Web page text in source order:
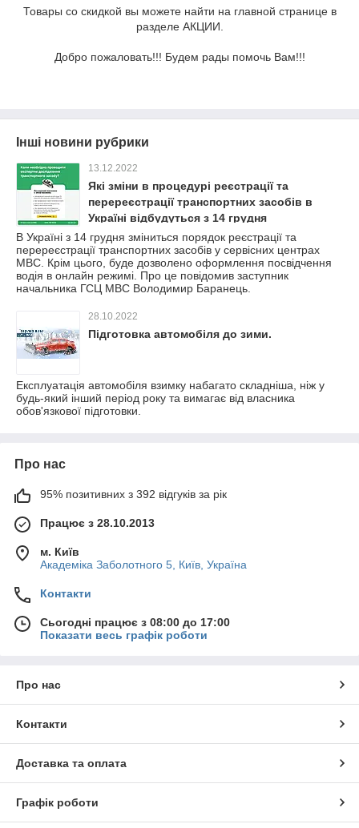
Товары со скидкой вы можете найти на главной странице в
разделе АКЦИИ.
Добро пожаловать!!! Будем рады помочь Вам!!!
Інші новини рубрики
13.12.2022
Які зміни в процедурі реєстрації та
перереєстрації транспортних засобів в
Україні відбудуться з 14 грудня
В Україні з 14 грудня зміниться порядок реєстрації та
перереєстрації транспортних засобів у сервісних центрах
МВС. Крім цього, буде дозволено оформлення посвідчення
водія в онлайн режимі. Про це повідомив заступник
начальника ГСЦ МВС Володимир Баранець.
28.10.2022
Підготовка автомобіля до зими.
Експлуатація автомобіля взимку набагато складніша, ніж у
будь-який інший період року та вимагає від власника
обов'язкової підготовки.
Про нас
95% позитивних з 392 відгуків за рік
Працює з 28.10.2013
м. Київ
Академіка Заболотного 5, Київ, Україна
Контакти
Сьогодні працює з 08:00 до 17:00
Показати весь графік роботи
Про нас
Контакти
Доставка та оплата
Графік роботи